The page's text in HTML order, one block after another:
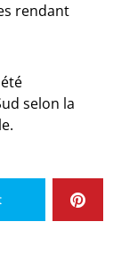
rendant
selon la